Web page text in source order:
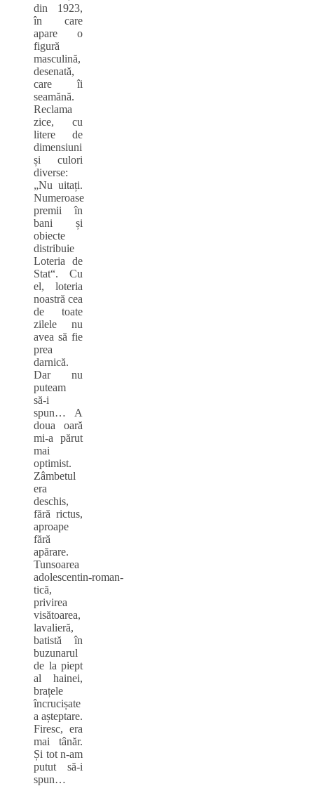
din 1923,
în care
apare o
figură
masculină,
desenată,
care îi
seamănă.
Reclama
zice, cu
litere de
dimensiuni
și culori
diverse:
„Nu uitați.
Numeroase
premii în
bani și
obiecte
distribuie
Loteria de
Stat“. Cu
el, loteria
noastră cea
de toate
zilele nu
avea să fie
prea
darnică.
Dar nu
puteam
să‑i
spun… A
doua oară
mi‑a părut
mai
optimist.
Zâmbetul
era
deschis,
fără rictus,
aproape
fără
apărare.
Tunsoarea
adolescentin‑roman-
tică,
privirea
visătoarea,
lavalieră,
batistă în
buzunarul
de la piept
al hainei,
brațele
încrucișate
a așteptare.
Firesc, era
mai tânăr.
Și tot n‑am
putut să‑i
spun…